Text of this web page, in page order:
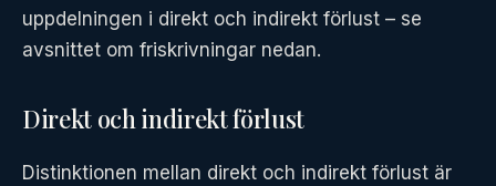
uppdelningen i direkt och indirekt förlust – se
avsnittet om friskrivningar nedan.
Direkt och indirekt förlust
Distinktionen mellan direkt och indirekt förlust är